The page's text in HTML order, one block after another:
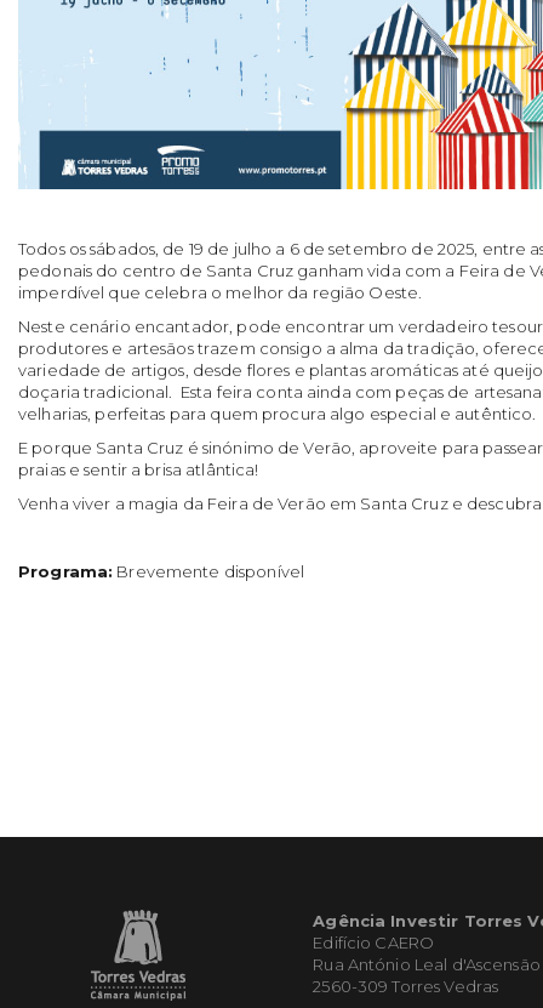
Todos os sábados, de 19 de julho a 6 de setembro de 2025 , entre
pedonais do centro de Santa Cruz ganham vida com a Feira de
imperdível que celebra o melhor da região Oeste.
Neste cenário encantador, pode encontrar um verdadeiro
produtores e artesãos trazem consigo a alma da tradição,
variedade de artigos, desde flores e plantas aromáticas até
doçaria tradicional. Esta feira conta ainda com peças de
velharias, perfeitas para quem procura algo especial e autêntico.
E porque Santa Cruz é sinónimo de Verão, aproveite para
praias e sentir a brisa atlântica!
Venha viver a magia da Feira de Verão em Santa Cruz e
Programa: Brevemente disponível
Agência Investir Torres
Edifício CAERO
Rua António Leal d'Ascensão
2560-309 Torres Vedras